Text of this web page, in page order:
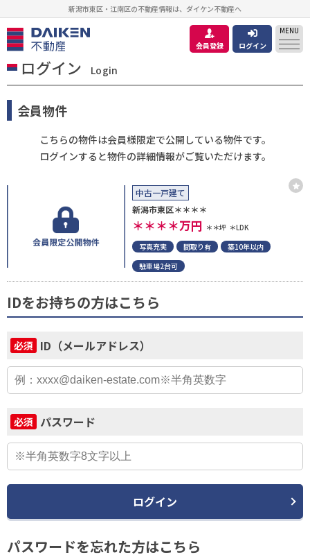
新潟市東区・江南区の不動産情報は、ダイケン不動産へ
会員登録 ログイン
MENU
ログイン Login
会員物件
こちらの物件は会員様限定で公開している物件です。
ログインすると物件の詳細情報がご覧いただけます。
中古一戸建て
新潟市東区＊＊＊＊
＊＊＊＊万円 ＊＊坪 ＊LDK
写真充実
間取り有
築10年以内
駐車場2台可
IDをお持ちの方はこちら
必須 ID（メールアドレス）
必須 パスワード
ログイン
パスワードを忘れた方はこちら